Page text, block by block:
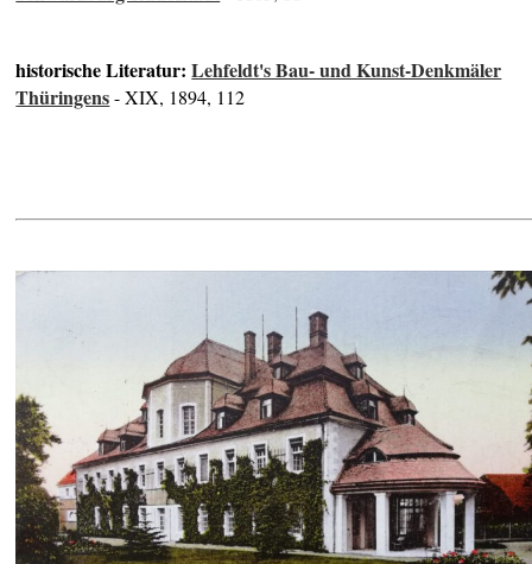
historische Literatur:Lehfeldt's Bau- und Kunst-Denkmäler
Thüringens- XIX, 1894, 112